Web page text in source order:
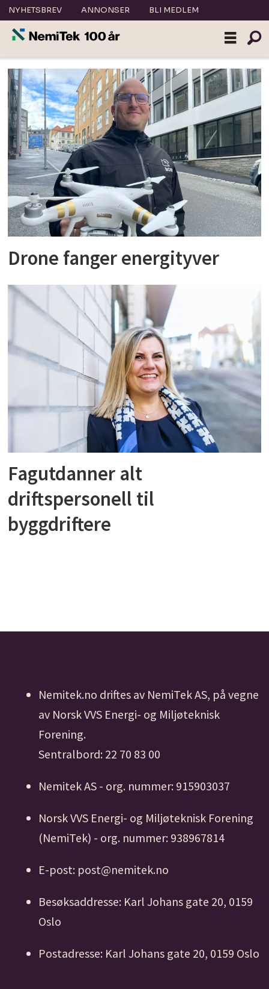
NYHETSBREV ANNONSER BLI MEDLEM
Tag:
bob
Drone fanger energityver
Fagutdanner alt
driftspersonell til
byggdriftere
Nemitek.no driftes av NemiTek AS, på vegne
av Norsk VVS Energi- og Miljøteknisk
Forening.
Sentralbord: 22 70 83 00
Nemitek AS - org. nummer: 915903037
Norsk VVS Energi- og Miljøteknisk Forening
(NemiTek) - org. nummer: 938967814
E-post: post@nemitek.no
Besøksaddresse: Karl Johans gate 20, 0159
Oslo
Postadresse: Karl Johans gate 20, 0159 Oslo